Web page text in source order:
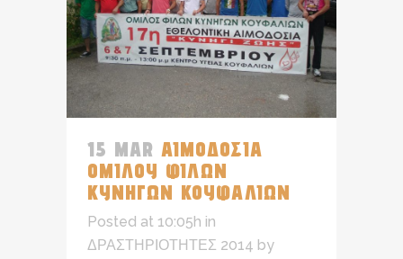
15 MAR ΑΙΜΟΔΟΣΙΑ
ΟΜΙΛΟΥ ΦΙΛΩΝ
ΚΥΝΗΓΩΝ ΚΟΥΦΑΛΙΩΝ
Posted at 10:05h in
ΔΡΑΣΤΗΡΙΟΤΗΤΕΣ 2014 by